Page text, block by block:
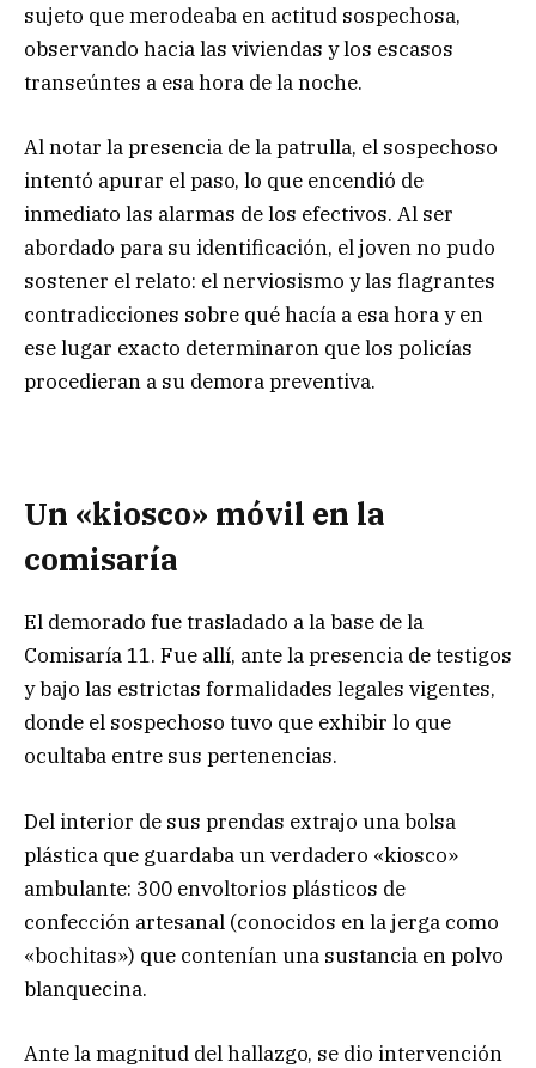
sujeto que merodeaba en actitud sospechosa,
observando hacia las viviendas y los escasos
transeúntes a esa hora de la noche.
Al notar la presencia de la patrulla, el sospechoso
intentó apurar el paso, lo que encendió de
inmediato las alarmas de los efectivos. Al ser
abordado para su identificación, el joven no pudo
sostener el relato: el nerviosismo y las flagrantes
contradicciones sobre qué hacía a esa hora y en
ese lugar exacto determinaron que los policías
procedieran a su demora preventiva.
Un «kiosco» móvil en la
comisaría
El demorado fue trasladado a la base de la
Comisaría 11. Fue allí, ante la presencia de testigos
y bajo las estrictas formalidades legales vigentes,
donde el sospechoso tuvo que exhibir lo que
ocultaba entre sus pertenencias.
Del interior de sus prendas extrajo una bolsa
plástica que guardaba un verdadero «kiosco»
ambulante: 300 envoltorios plásticos de
confección artesanal (conocidos en la jerga como
«bochitas») que contenían una sustancia en polvo
blanquecina.
Ante la magnitud del hallazgo, se dio intervención